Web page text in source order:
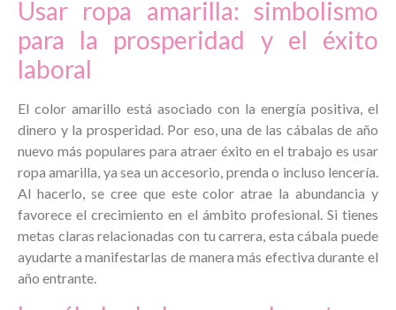
Usar ropa amarilla: simbolismo
para la prosperidad y el éxito
laboral
El color amarillo está asociado con la energía positiva, el
dinero y la prosperidad. Por eso, una de las cábalas de año
nuevo más populares para atraer éxito en el trabajo es usar
ropa amarilla, ya sea un accesorio, prenda o incluso lencería.
Al hacerlo, se cree que este color atrae la abundancia y
favorece el crecimiento en el ámbito profesional. Si tienes
metas claras relacionadas con tu carrera, esta cábala puede
ayudarte a manifestarlas de manera más efectiva durante el
año entrante.